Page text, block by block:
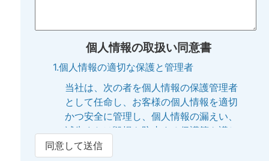
個人情報の取扱い同意書
1.個人情報の適切な保護と管理者
当社は、次の者を個人情報の保護管理者
として任命し、お客様の個人情報を適切
かつ安全に管理し、個人情報の漏えい、
滅失または毀損を防止する保護策を講じ
ています。
同意して送信